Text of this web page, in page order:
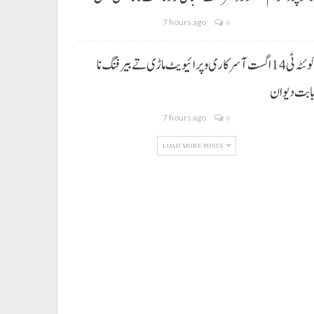
7 hours ago 0
کوئٹہ ٹی 14 اگست آ سرکاری و پرائیویٹ ماڑی تے بیرفنگ نا
دیوان
7 hours ago 0
LOAD MORE POSTS